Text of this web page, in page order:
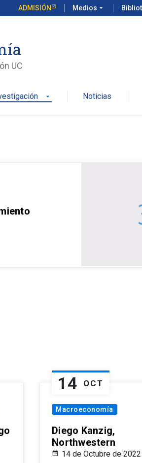
ADMISIÓN Medios arrow_drop_down
UC
arrow_drop_down Noticias
14 OCT
Macroeconomía
Diego Kanzig,
Northwestern
14 de Octubre de 2022